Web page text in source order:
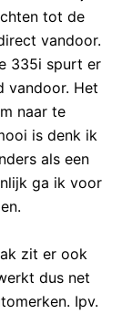
tot de
vandoor.
335i spurt er
vandoor. Het
naar te
is denk ik
als een
ga ik voor
zit er ook
dus net
Ipv.